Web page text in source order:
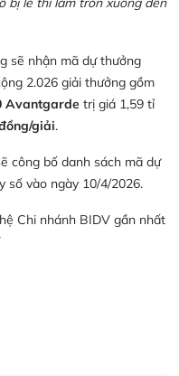
sẽ nhận mã dự thưởng
2.026 giải thưởng gồm
Avantgarde trị giá 1,59 tỉ
giải.
công bố danh sách mã dự
số vào ngày 10/4/2026.
Chi nhánh BIDV gần nhất